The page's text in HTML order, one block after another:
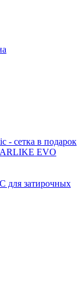
- сетка в подарок
EVO
для затирочных